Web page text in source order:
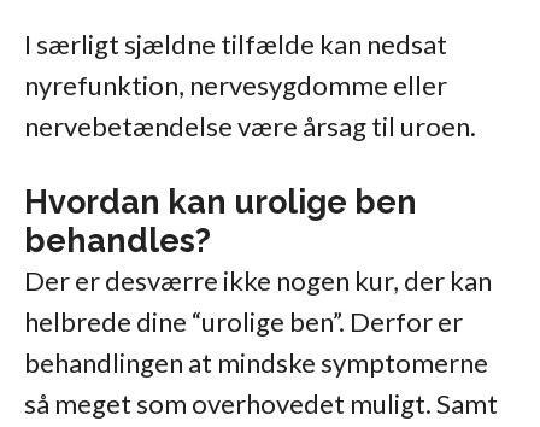
I særligt sjældne tilfælde kan nedsat
nyrefunktion, nervesygdomme eller
nervebetændelse være årsag til uroen.
Hvordan kan urolige ben
behandles?
Der er desværre ikke nogen kur, der kan
helbrede dine “urolige ben”. Derfor er
behandlingen at mindske symptomerne
så meget som overhovedet muligt. Samt